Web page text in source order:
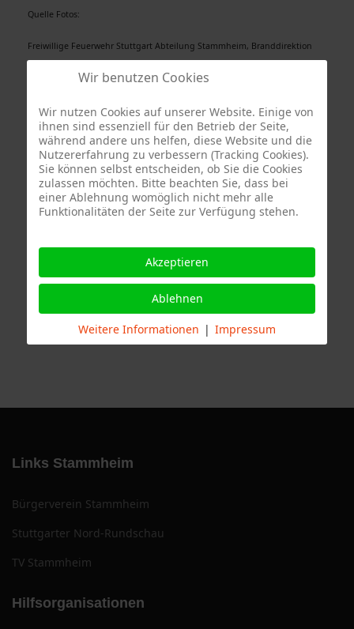
Quelle Fotos:
Freiwillige Feuerwehr Stuttgart Abteilung Stammheim, Branddirektion
Termine
Links Stammheim
Bürgerverein Stammheim
Stuttgarter Nord-Rundschau
TV Stammheim
Hilfsorganisationen
Wir benutzen Cookies
Wir nutzen Cookies auf unserer Website. Einige von
ihnen sind essenziell für den Betrieb der Seite,
während andere uns helfen, diese Website und die
Nutzererfahrung zu verbessern (Tracking Cookies).
Sie können selbst entscheiden, ob Sie die Cookies
zulassen möchten. Bitte beachten Sie, dass bei
einer Ablehnung womöglich nicht mehr alle
Funktionalitäten der Seite zur Verfügung stehen.
Akzeptieren
Ablehnen
Weitere Informationen | Impressum